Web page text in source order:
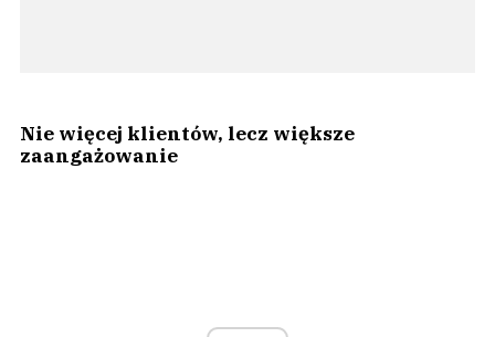
Nie więcej klientów, lecz większe
zaangażowanie